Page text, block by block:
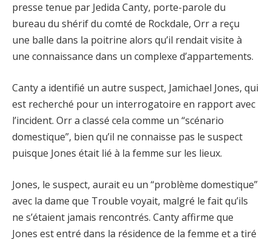
presse tenue par Jedida Canty, porte-parole du
bureau du shérif du comté de Rockdale, Orr a reçu
une balle dans la poitrine alors qu’il rendait visite à
une connaissance dans un complexe d’appartements.
Canty a identifié un autre suspect, Jamichael Jones, qui
est recherché pour un interrogatoire en rapport avec
l’incident. Orr a classé cela comme un “scénario
domestique”, bien qu’il ne connaisse pas le suspect
puisque Jones était lié à la femme sur les lieux.
Jones, le suspect, aurait eu un “problème domestique”
avec la dame que Trouble voyait, malgré le fait qu’ils
ne s’étaient jamais rencontrés. Canty affirme que
Jones est entré dans la résidence de la femme et a tiré